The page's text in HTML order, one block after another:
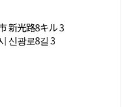
新光路8キル 3
신광로8길 3